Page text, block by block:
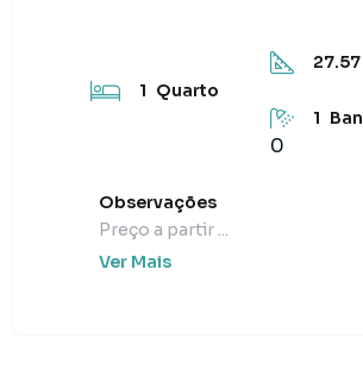
1 Quarto
27.57
1
0
Observações
Preço a partir ...
Ver Mais